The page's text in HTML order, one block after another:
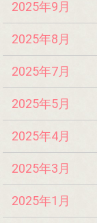
2025年9月
2025年8月
2025年7月
2025年5月
2025年4月
2025年3月
2025年1月